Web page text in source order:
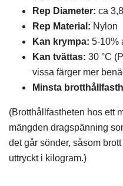
Rep Diameter: ca
Rep Material: Nylon
Kan krympa: 5-10%
Kan tvättas: 30 °C
vissa färger mer
Minsta
(Brotthållfastheten hos ett
mängden dragspänning
det går sönder, såsom
uttryckt i kilogram.)